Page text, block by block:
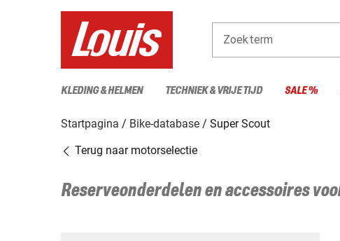
Zoekterm
KLEDING & HELMEN TECHNIEK & VRIJE TIJD SALE %
Startpagina Bike-database
Super Scout
Terug naar motorselectie
Reserveonderdelen en accessoires